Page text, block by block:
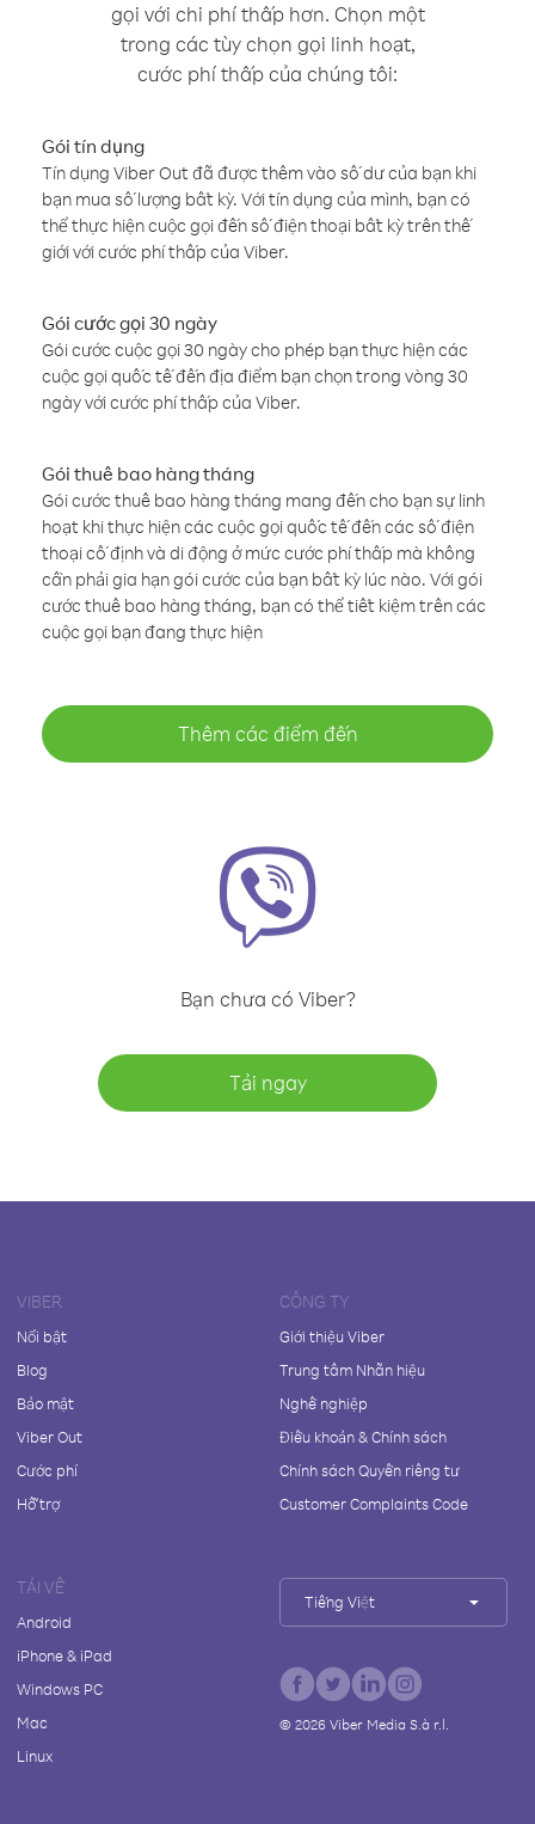
gọi với chi phí thấp hơn. Chọn một
trong các tùy chọn gọi linh hoạt,
cước phí thấp của chúng tôi:
Gói tín dụng
Tín dụng Viber Out đã được thêm vào số dư của bạn khi
bạn mua số lượng bất kỳ. Với tín dụng của mình, bạn có
thể thực hiện cuộc gọi đến số điện thoại bất kỳ trên thế
giới với cước phí thấp của Viber.
Gói cước gọi 30 ngày
Gói cước cuộc gọi 30 ngày cho phép bạn thực hiện các
cuộc gọi quốc tế đến địa điểm bạn chọn trong vòng 30
ngày với cước phí thấp của Viber.
Gói thuê bao hàng tháng
Gói cước thuê bao hàng tháng mang đến cho bạn sự linh
hoạt khi thực hiện các cuộc gọi quốc tế đến các số điện
thoại cố định và di động ở mức cước phí thấp mà không
cần phải gia hạn gói cước của bạn bất kỳ lúc nào. Với gói
cước thuê bao hàng tháng, bạn có thể tiết kiệm trên các
cuộc gọi bạn đang thực hiện
Thêm các điểm đến
Bạn chưa có Viber?
Tải ngay
VIBER
Nổi bật
Blog
Bảo mật
Viber Out
Cước phí
Hỗ trợ
CÔNG TY
Giới thiệu Viber
Trung tâm Nhãn hiệu
Nghề nghiệp
Điều khoản & Chính sách
Chính sách Quyền riêng tư
Customer Complaints Code
TẢI VỀ
Android
iPhone & iPad
Windows PC
Mac
Linux
Tiếng Việt
© 2026Viber Media S.à r.l.